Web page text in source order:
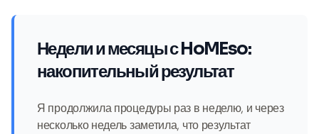
Недели и месяцы с HoMEso:
накопительный результат
Я продолжила процедуры раз в неделю, и через
несколько недель заметила, что результат